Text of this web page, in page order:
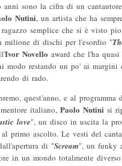
sono la cifra di un cantautore
Nutini, un artista che ha
semplice che si è visto
milione di dischi per l'esordio "
Ivor Novello award che l'ha
modo restando un po' ai margini
di rado.
quest'anno, e al programma
italiano, Paolo Nutini si
love", un disco in uscita la
primo ascolto. Le vesti del
di "Scream", un funky
in un mondo totalmente